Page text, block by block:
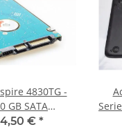
4830TG -
GB SATA
Festplatte
€ *